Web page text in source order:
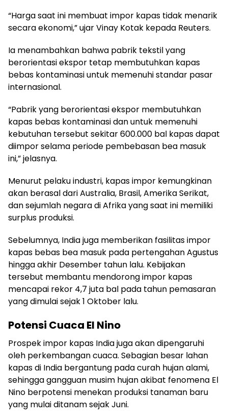
“Harga saat ini membuat impor kapas tidak menarik
secara ekonomi,” ujar Vinay Kotak kepada Reuters.
Ia menambahkan bahwa pabrik tekstil yang
berorientasi ekspor tetap membutuhkan kapas
bebas kontaminasi untuk memenuhi standar pasar
internasional.
“Pabrik yang berorientasi ekspor membutuhkan
kapas bebas kontaminasi dan untuk memenuhi
kebutuhan tersebut sekitar 600.000 bal kapas dapat
diimpor selama periode pembebasan bea masuk
ini,” jelasnya.
Menurut pelaku industri, kapas impor kemungkinan
akan berasal dari Australia, Brasil, Amerika Serikat,
dan sejumlah negara di Afrika yang saat ini memiliki
surplus produksi.
Sebelumnya, India juga memberikan fasilitas impor
kapas bebas bea masuk pada pertengahan Agustus
hingga akhir Desember tahun lalu. Kebijakan
tersebut membantu mendorong impor kapas
mencapai rekor 4,7 juta bal pada tahun pemasaran
yang dimulai sejak 1 Oktober lalu.
Potensi Cuaca El Nino
Prospek impor kapas India juga akan dipengaruhi
oleh perkembangan cuaca. Sebagian besar lahan
kapas di India bergantung pada curah hujan alami,
sehingga gangguan musim hujan akibat fenomena El
Nino berpotensi menekan produksi tanaman baru
yang mulai ditanam sejak Juni.